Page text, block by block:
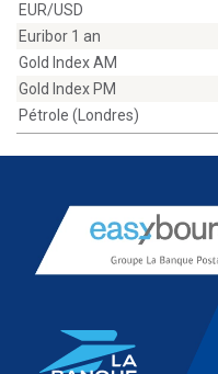
EUR/USD
Euribor 1 an
Gold Index AM
Gold Index PM
Pétrole (Londres)